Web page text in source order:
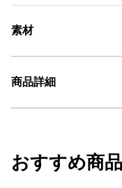
前面はダブルジップ
シリコン製AIGLEバッジ
カフスにトーンオン
素材
MTD：透湿・防水
タンブル乾燥禁止。
商品詳細
・原産国：中国
・素材：本体 : 綿73% ナイ
おすすめ商品